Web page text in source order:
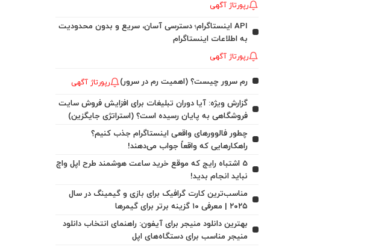
رپورتاژ آگهی
API اینستاگرام؛ دسترسی آسان، سریع و بدون محدودیت
به اطلاعات اینستاگرام
رپورتاژ آگهی
رم سرور چیست؟ (اهمیت رم در سرور) رپورتاژ آگهی
گزارش ویژه: آیا دوران تبلیغات برای افزایش فروش سایت
فروشگاهی به پایان رسیده است؟ (استراتژی جایگزین)
چطور فالوورهای واقعی اینستاگرام جذب کنیم؟
راهکارهایی که واقعاً جواب می‌دهند!
5 اشتباه رایج که موقع خرید ساعت هوشمند طرح اپل واچ
نباید انجام بدید!
مناسب‌ترین کارت گرافیک برای بازی و گیمینگ در سال
۲۰۲۵ | معرفی ۱۰ گزینه برتر برای گیمرها
بهترین دانلود منیجر برای آیفون: راهنمای انتخاب دانلود
منیجر مناسب برای دستگاه‌های اپل